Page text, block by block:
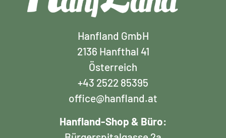
Hanfland GmbH
2136 Hanfthal 41
Österreich
+43 2522 85395
office@hanfland.at
Hanfland-Shop & Büro: